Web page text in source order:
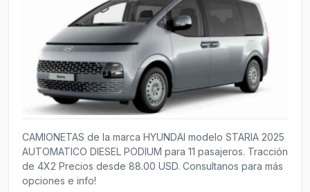
CAMIONETAS de la marca HYUNDAI modelo STARIA 2025
AUTOMATICO DIESEL PODIUM para 11 pasajeros. Tracción
de 4X2 Precios desde 88.00 USD. Consultanos para más
opciones e info!